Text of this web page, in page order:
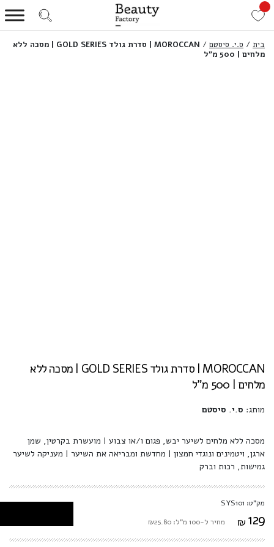
בית / ס.י. סיסטם /
MOROCCAN | סדרת גולד GOLD SERIES | מסכה ללא
מלחים | 500 מ”ל
MOROCCAN | סדרת גולד GOLD SERIES | מסכה ללא
מלחים | 500 מ"ל
מותג: ס.י. סיסטם
מסכה ללא מלחים לשיער יבש, פגום ו/או צבוע | מועשרת בקרטין, שמן
ארגן, ויטמינים ונוגדי חמצון | מחדשת ומבריאה את השיער | מעניקה לשיער
גמישות, רכות וברק
מק"ט: SYS101
₪ 129 מחיר ל-100 מ"ל: ₪25.80